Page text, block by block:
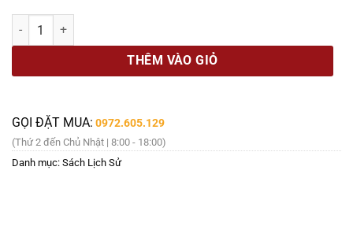
là:
(Bìa cứng – in màu) QUÂN ĐỘI TÂY SƠN: LỊCH SỬ BẰNG HÌNH
THÊM VÀO GIỎ
GỌI ĐẶT MUA: 0972.605.129
(Thứ 2 đến Chủ Nhật | 8:00 - 18:00)
Danh mục: Sách Lịch Sử